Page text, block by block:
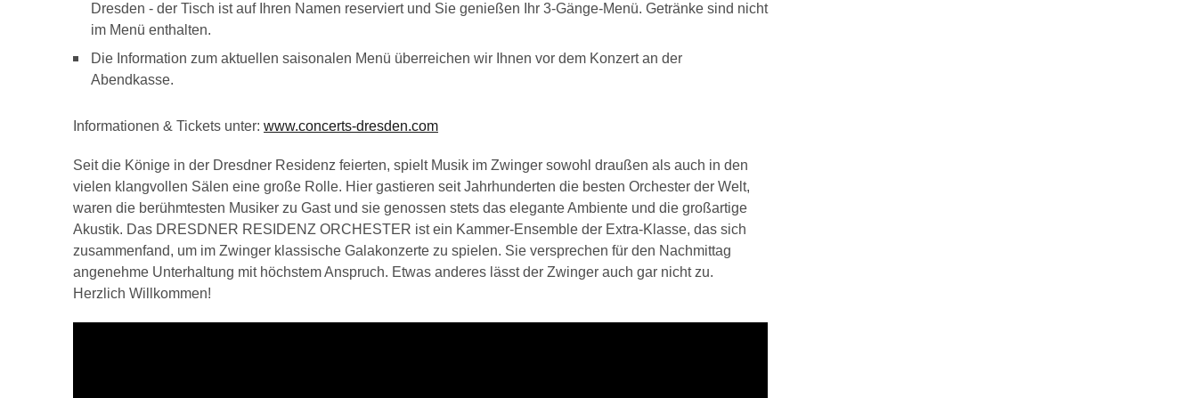
Dresden - der Tisch ist auf Ihren Namen reserviert und Sie genießen Ihr 3-Gänge-Menü. Getränke sind nicht
im Menü enthalten.
Die Information zum aktuellen saisonalen Menü überreichen wir Ihnen vor dem Konzert an der
Abendkasse.
Informationen & Tickets unter: www.concerts-dresden.com
Seit die Könige in der Dresdner Residenz feierten, spielt Musik im Zwinger sowohl draußen als auch in den
vielen klangvollen Sälen eine große Rolle. Hier gastieren seit Jahrhunderten die besten Orchester der Welt,
waren die berühmtesten Musiker zu Gast und sie genossen stets das elegante Ambiente und die großartige
Akustik. Das DRESDNER RESIDENZ ORCHESTER ist ein Kammer-Ensemble der Extra-Klasse, das sich
zusammenfand, um im Zwinger klassische Galakonzerte zu spielen. Sie versprechen für den Nachmittag
angenehme Unterhaltung mit höchstem Anspruch. Etwas anderes lässt der Zwinger auch gar nicht zu.
Herzlich Willkommen!